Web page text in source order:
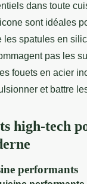
dans toute
sont idéales
les spatules en
pas les
fouets en acier
et battre
high-tech
performants